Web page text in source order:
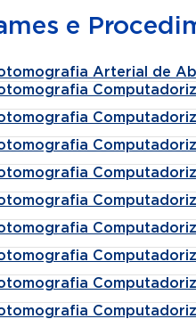
e
Arterial de